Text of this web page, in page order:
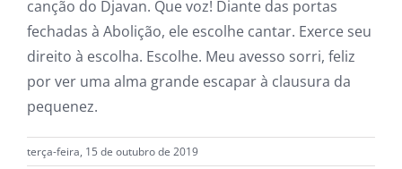
canção do Djavan. Que voz! Diante das portas
fechadas à Abolição, ele escolhe cantar. Exerce seu
direito à escolha. Escolhe. Meu avesso sorri, feliz
por ver uma alma grande escapar à clausura da
pequenez.
terça-feira, 15 de outubro de 2019